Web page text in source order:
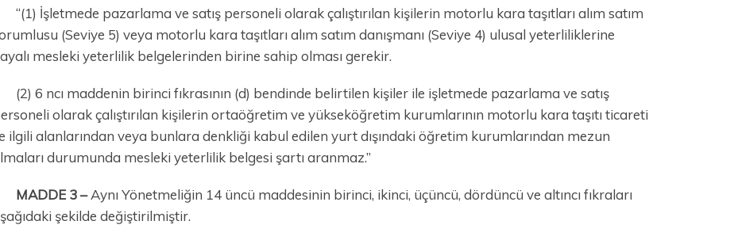
“(1) İşletmede pazarlama ve satış personeli olarak çalıştırılan kişilerin motorlu kara taşıtları alım satım
(Seviye 5) veya motorlu kara taşıtları alım satım danışmanı (Seviye 4) ulusal yeterliliklerine
mesleki yeterlilik belgelerinden birine sahip olması gerekir.
(2) 6 ncı maddenin birinci fıkrasının (d) bendinde belirtilen kişiler ile işletmede pazarlama ve satış
olarak çalıştırılan kişilerin ortaöğretim ve yükseköğretim kurumlarının motorlu kara taşıtı ticareti
ilgili alanlarından veya bunlara denkliği kabul edilen yurt dışındaki öğretim kurumlarından mezun
durumunda mesleki yeterlilik belgesi şartı aranmaz.”
MADDE 3 –Aynı Yönetmeliğin 14 üncü maddesinin birinci, ikinci, üçüncü, dördüncü ve altıncı fıkraları
şekilde değiştirilmiştir.